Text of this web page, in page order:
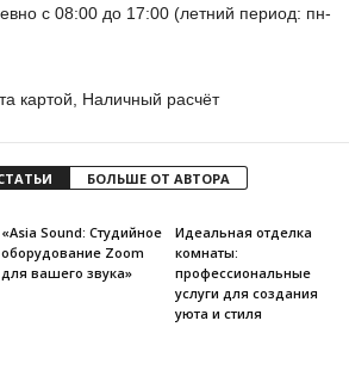
с 08:00 до 17:00 (летний период: пн-
картой, Наличный расчёт
БОЛЬШЕ ОТ АВТОРА
«Asia Sound: Студийное
оборудование Zoom
для вашего звука»
Идеальная отделка
комнаты:
профессиональные
услуги для создания
уюта и стиля